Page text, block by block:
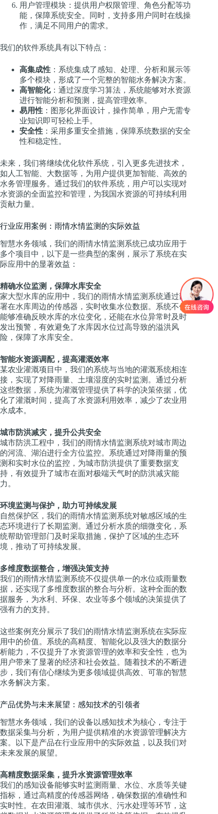
用户管理模块：提供用户权限管理、角色分配等功
能，保障系统安全。同时，支持多用户同时在线操
作，满足不同用户的需求。
我们的软件系统具有以下特点：
高集成性 ：系统集成了感知、处理、分析和展示等
多个模块，形成了一个完整的智能水务解决方案。
高智能化：通过深度学习算法，系统能够对水资源
进行智能分析和预测，提高管理效率。
易用性 ：图形化界面设计，操作简单，用户无需专
业知识即可轻松上手。
安全性 ：采用多重安全措施，保障系统数据的安全
性和稳定性。
未来，我们将继续优化软件系统，引入更多先进技术，
如人工智能、大数据等，为用户提供更加智能、高效的
水务管理服务。通过我们的软件系统，用户可以实现对
水资源的全面监控和管理，为我国水资源的可持续利用
贡献力量。
行业应用案例：雨情水情监测的实际效益
智慧水务领域，我们的雨情水情监测系统已成功应用于
多个项目中，以下是一些典型的案例，展示了系统在实
际应用中的显著效益：
精确水位监测，保障水库安全
家大型水库的应用中，我们的雨情水情监测系统通过部
署在水库周边的传感器，实时收集水位数据。系统不仅
能够准确反映水库的水位变化，还能在水位异常时及时
发出预警，有效避免了水库因水位过高导致的溢洪风
险，保障了水库安全。
智能水资源调配，提高灌溉效率
某农业灌溉项目中，我们的系统与当地的灌溉系统相连
接，实现了对降雨量、土壤湿度的实时监测。通过分析
这些数据，系统为灌溉管理提供了科学的决策依据，优
化了灌溉时间，提高了水资源利用效率，减少了农业用
水成本。
城市防洪减灾，提升公共安全
城市防洪工程中，我们的雨情水情监测系统对城市周边
的河流、湖泊进行全方位监控。系统通过对降雨量的预
测和实时水位的监控，为城市防洪提供了重要数据支
持，有效提升了城市在面对极端天气时的防洪减灾能
力。
环境监测与保护，助力可持续发展
自然保护区，我们的雨情水情监测系统对敏感区域的生
态环境进行了长期监测。通过分析水质的细微变化，系
统帮助管理部门及时采取措施，保护了区域的生态环
境，推动了可持续发展。
多维度数据整合，增强决策支持
我们的雨情水情监测系统不仅提供单一的水位或雨量数
据，还实现了多维度数据的整合与分析。这种全面的数
据服务，为水利、环保、农业等多个领域的决策提供了
强有力的支持。
这些案例充分展示了我们的雨情水情监测系统在实际应
用中的价值。系统的高精度、智能化以及强大的数据分
析能力，不仅提升了水资源管理的效率和安全性，也为
用户带来了显著的经济和社会效益。随着技术的不断进
步，我们有信心继续为更多领域提供高效、可靠的智慧
水务解决方案。
产品优势与未来展望：感知技术的引领者
智慧水务领域，我们的设备以感知技术为核心，专注于
数据采集与分析，为用户提供精准的水资源管理解决方
案。以下是产品在行业应用中的实际效益，以及我们对
未来发展的展望。
高精度数据采集，提升水资源管理效率
我们的感知设备能够实时监测雨量、水位、水质等关键
指标，通过高精度的传感器网络，确保数据的准确性和
实时性。在农田灌溉、城市供水、污水处理等环节，这